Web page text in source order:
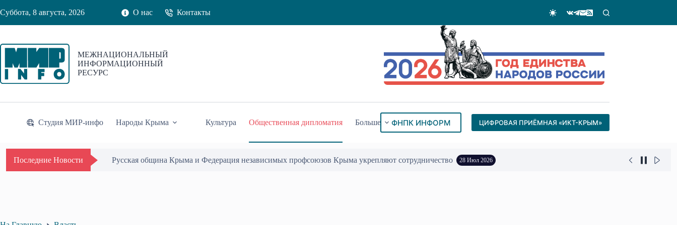
к
Суббота, 8 августа, 2026 О нас Контакты
МЕЖНАЦИОНАЛЬНЫЙ
ИНФОРМАЦИОННЫЙ
РЕСУРС
Студия МИР-инфо Народы Крыма Культура Общественная дипломатия Больше ФНПК ИНФОРМ ЦИФРОВАЯ ПРИЁМНАЯ «ИКТ-КРЫМ»
Последние Новости Одиссей Пипия удостоен Почётного знака «За гражданское служение» 17 Июл 2026